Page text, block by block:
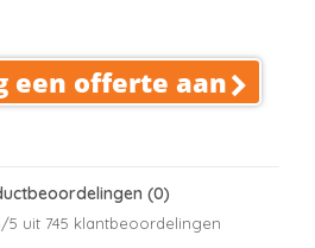
een offerte aan
(0)
5 uit 745 klantbeoordelingen